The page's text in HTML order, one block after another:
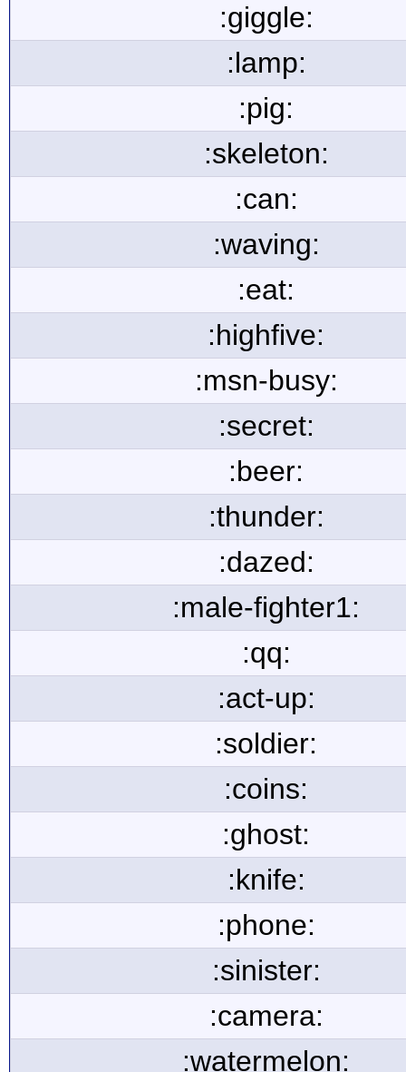
:giggle:
:lamp:
:pig:
:skeleton:
:can:
:waving:
:eat:
:highfive:
:msn-busy:
:secret:
:beer:
:thunder:
:dazed:
:male-fighter1:
:qq:
:act-up:
:soldier:
:coins:
:ghost:
:knife:
:phone:
:sinister:
:camera:
:watermelon: